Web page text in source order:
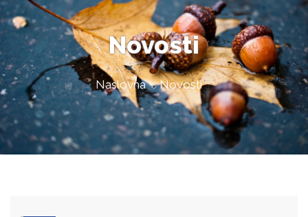
Novosti
Naslovna Novosti